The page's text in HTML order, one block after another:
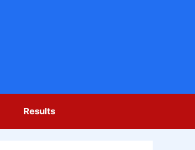
Results